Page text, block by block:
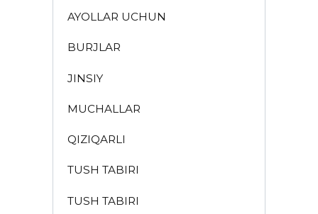
AYOLLAR UCHUN
BURJLAR
JINSIY
MUCHALLAR
QIZIQARLI
TUSH TABIRI
TUSH TABIRI